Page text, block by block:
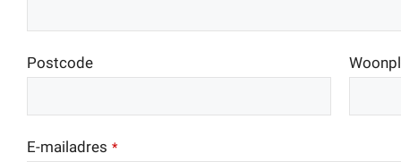
Postcode
E-mailadres *